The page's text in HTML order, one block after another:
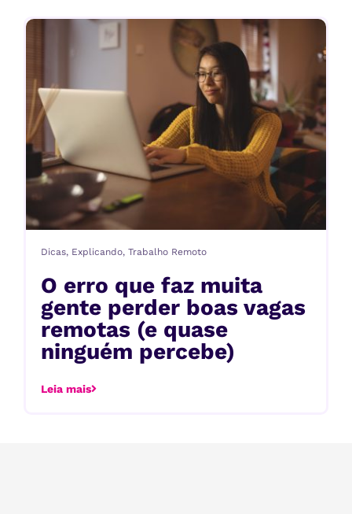
Dicas, Explicando,Trabalho Remoto
O erro que faz muita
gente perder boas vagas
remotas (e quase
ninguém percebe)
Leia mais